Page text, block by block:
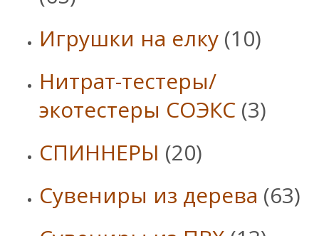
Игрушки на елку (10)
Нитрат-тестеры/
экотестеры СОЭКС (3)
СПИННЕРЫ (20)
Сувениры из дерева (63)